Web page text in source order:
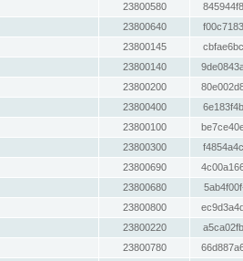
23800580
23800640
23800145
23800140
23800200
23800400
23800100
23800300
23800690
23800680
23800800
23800220
23800780